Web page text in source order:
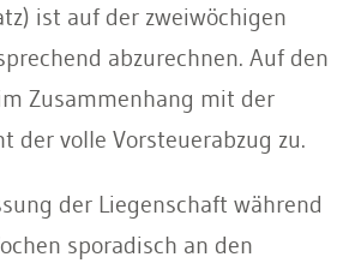
ist auf der zweiwöchigen
abzurechnen. Auf den
Zusammenhang mit der
der volle Vorsteuerabzug zu.
der Liegenschaft während
sporadisch an den